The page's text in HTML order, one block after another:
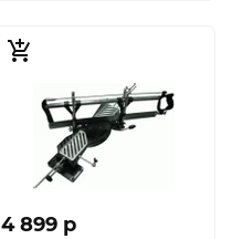
4 899 p